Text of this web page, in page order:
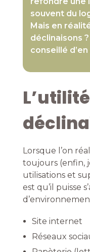
souvent du
Mais en
déclinaisons
conseillé d’en
Lorsque l’on
toujours (enfin,
utilisations et
est qu’il puisse
Site internet
Réseaux